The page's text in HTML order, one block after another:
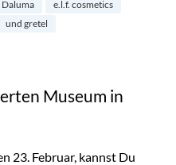
Daluma
e.l.f. cosmetics
und gretel
Museum in
23. Februar, kannst Du